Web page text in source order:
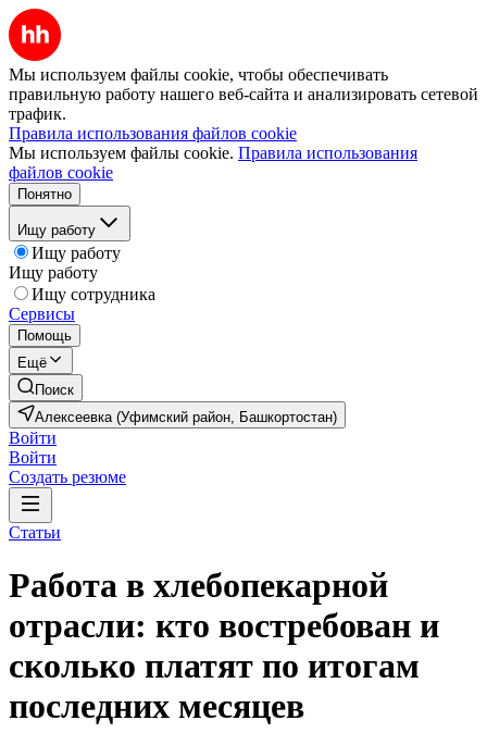
Мы используем файлы cookie, чтобы обеспечивать
правильную работу нашего веб-сайта и анализировать сетевой
трафик.
Правила использования файлов cookie
Мы используем файлы cookie. Правила использования
файлов cookie
Понятно
Ищу работу
Ищу работу
Ищу работу
Ищу сотрудника
Сервисы
Помощь
Ещё
Поиск
Алексеевка (Уфимский район, Башкортостан)
Войти
Войти
Создать резюме
Статьи
Работа в хлебопекарной
отрасли: кто востребован и
сколько платят по итогам
последних месяцев